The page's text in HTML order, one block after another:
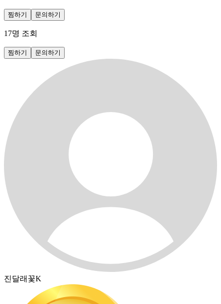
찜하기 문의하기
17명 조회
찜하기 문의하기
진달래꽃K